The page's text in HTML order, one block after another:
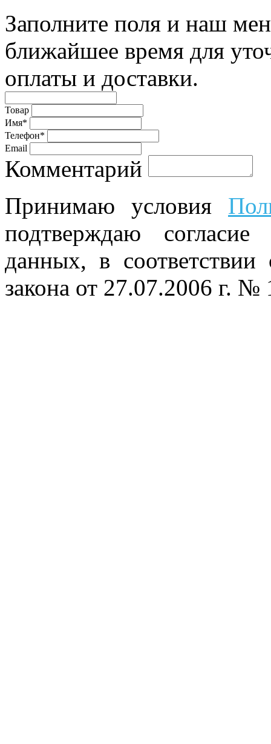
Заполните поля и наш
ближайшее время для
оплаты и доставки.
Товар
Имя*
Телефон*
Email
Комментарий
Принимаю условия
подтверждаю
данных, в
закона от 27.07.2006 г.